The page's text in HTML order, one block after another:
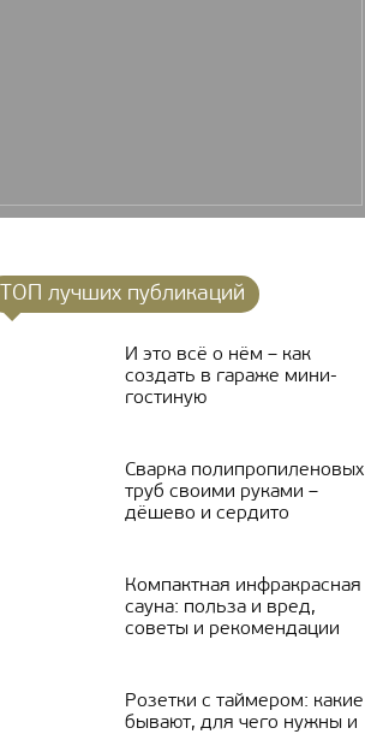
ТОП лучших публикаций
И это всё о нём – как
создать в гараже мини-
гостиную
Сварка полипропиленовых
труб своими руками –
дёшево и сердито
Компактная инфракрасная
сауна: польза и вред,
советы и рекомендации
Розетки с таймером: какие
бывают, для чего нужны и